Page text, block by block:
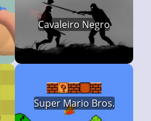
Cavaleiro Negro
Super Mario Bros.